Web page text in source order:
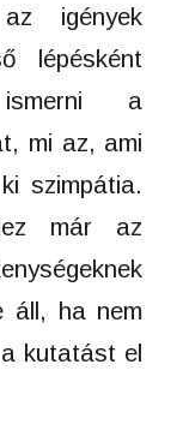
igények
lépésként
a
mi az, ami
szimpátia.
már az
áll, ha nem
kutatást el